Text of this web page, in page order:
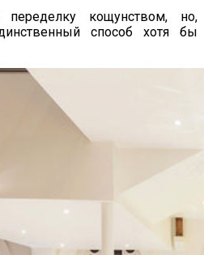
переделку кощунством, но,
способ хотя бы